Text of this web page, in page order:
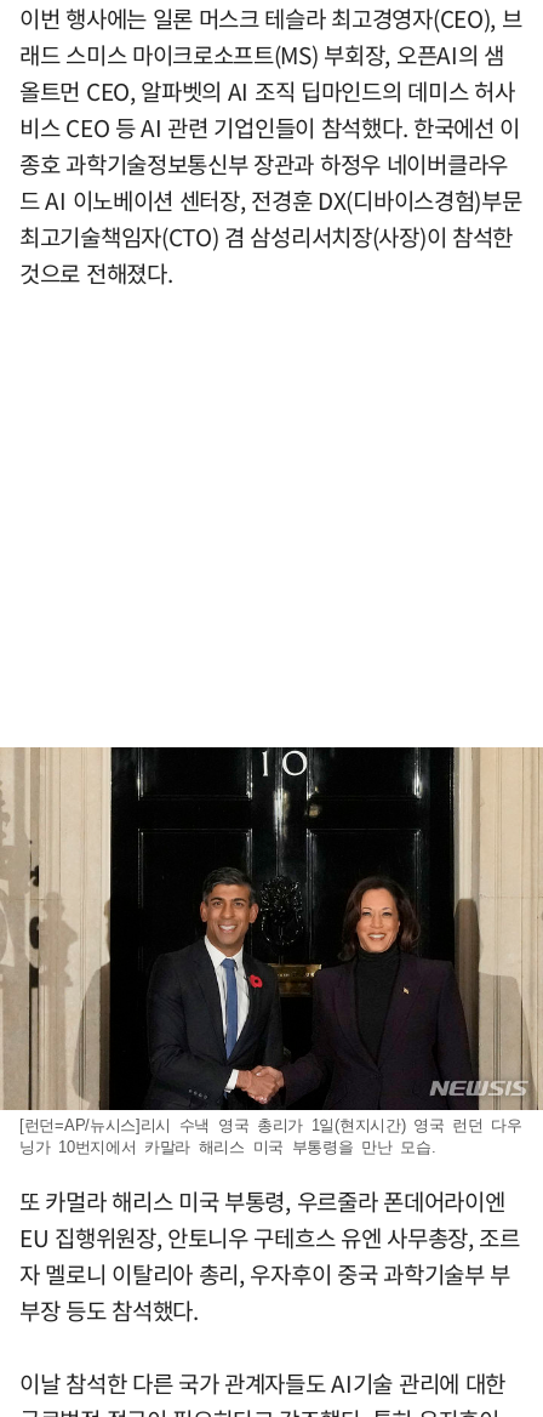
이번 행사에는 일론 머스크 테슬라 최고경영자(CEO), 브
래드 스미스 마이크로소프트(MS) 부회장, 오픈AI의 샘
올트먼 CEO, 알파벳의 AI 조직 딥마인드의 데미스 허사
비스 CEO 등 AI 관련 기업인들이 참석했다. 한국에선 이
종호 과학기술정보통신부 장관과 하정우 네이버클라우
드 AI 이노베이션 센터장, 전경훈 DX(디바이스경험)부문
최고기술책임자(CTO) 겸 삼성리서치장(사장)이 참석한
것으로 전해졌다.
[런던=AP/뉴시스]리시 수낵 영국 총리가 1일(현지시간) 영국 런던 다우
닝가 10번지에서 카말라 해리스 미국 부통령을 만난 모습.
또 카멀라 해리스 미국 부통령, 우르줄라 폰데어라이엔
EU 집행위원장, 안토니우 구테흐스 유엔 사무총장, 조르
자 멜로니 이탈리아 총리, 우자후이 중국 과학기술부 부
부장 등도 참석했다.
이날 참석한 다른 국가 관계자들도 AI기술 관리에 대한